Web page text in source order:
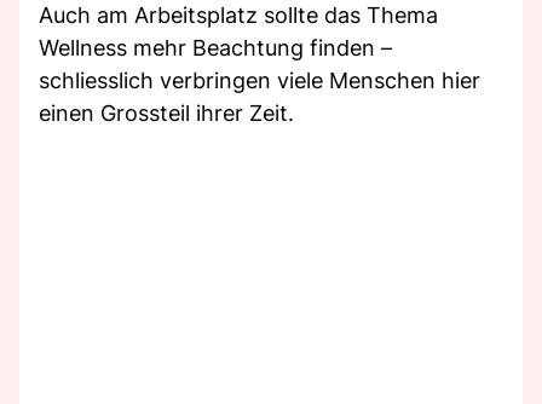
Auch am Arbeitsplatz sollte das Thema
Wellness mehr Beachtung finden –
schliesslich verbringen viele Menschen hier
einen Grossteil ihrer Zeit.